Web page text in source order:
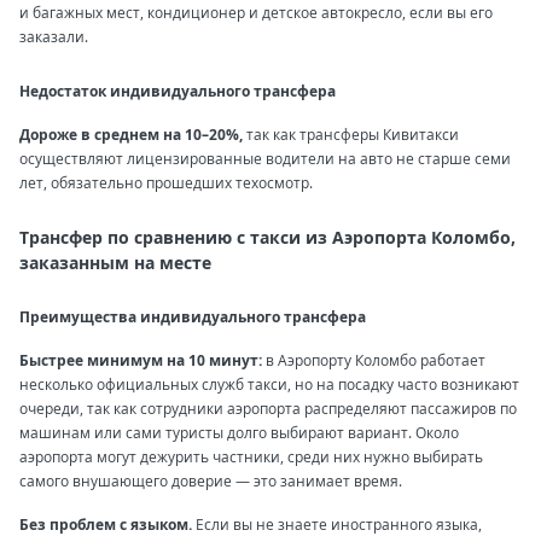
и багажных мест, кондиционер и детское автокресло, если вы его
заказали.
Недостаток индивидуального трансфера
Дороже в среднем на 10–20%,так как трансферы Кивитакси
осуществляют лицензированные водители на авто не старше семи
лет, обязательно прошедших техосмотр.
Трансфер по сравнению с такси из Аэропорта Коломбо,
заказанным на месте
Преимущества индивидуального трансфера
Быстрее минимум на 10 минут: в Аэропорту Коломбо работает
несколько официальных служб такси, но на посадку часто возникают
очереди, так как сотрудники аэропорта распределяют пассажиров по
машинам или сами туристы долго выбирают вариант. Около
аэропорта могут дежурить частники, среди них нужно выбирать
самого внушающего доверие — это занимает время.
Без проблем с языком. Если вы не знаете иностранного языка,